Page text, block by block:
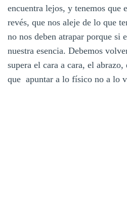
encuentra lejos, y tenemos que
revés, que nos aleje de lo que
no nos deben atrapar porque si
nuestra esencia. Debemos
supera el cara a cara, el
que apuntar a lo físico no a lo